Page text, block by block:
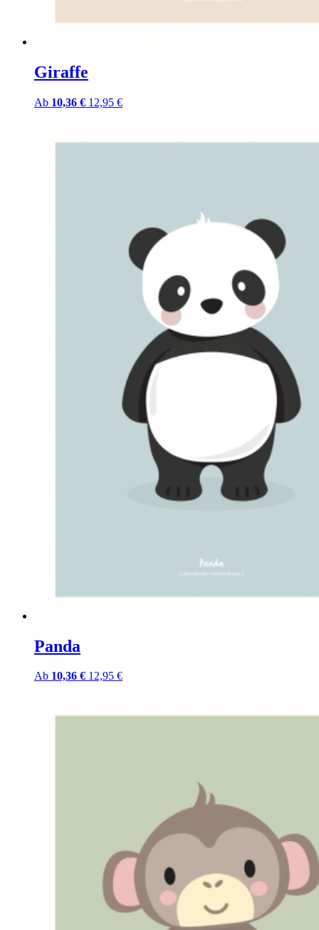
Giraffe
Ab 10,36 € 12,95 €
Panda
Ab 10,36 € 12,95 €